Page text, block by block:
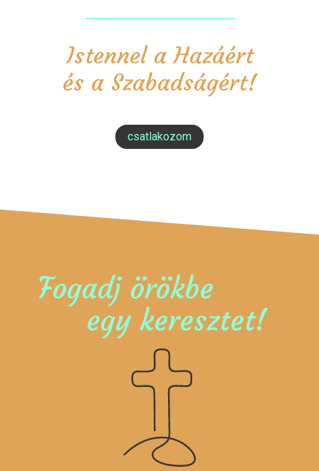
Istennel a Hazáért
és a Szabadságért!
csatlakozom
Fogadj örökbe
egy keresztet!